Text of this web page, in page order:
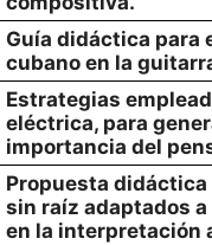
Guía didáctica para
cubano en la
Estrategias
eléctrica, para
importancia del
Propuesta didáctica
sin raíz adaptados
en la interpretación